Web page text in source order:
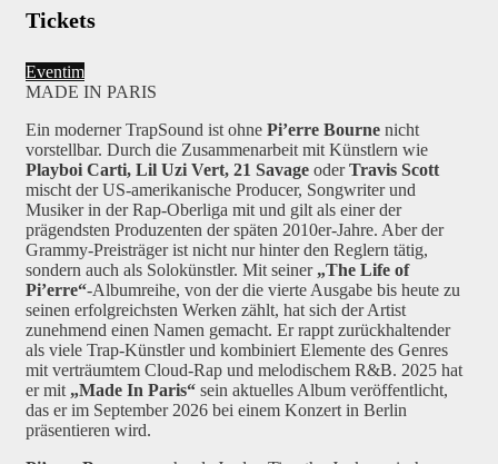
Tickets
Eventim
MADE IN PARIS
Ein moderner TrapSound ist ohne Pi’erre Bourne nicht
vorstellbar. Durch die Zusammenarbeit mit Künstlern wie
Playboi Carti, Lil Uzi Vert, 21 Savage oderTravis Scott
mischt der US-amerikanische Producer, Songwriter und
Musiker in der Rap-Oberliga mit und gilt als einer der
prägendsten Produzenten der späten 2010er-Jahre. Aber der
Grammy-Preisträger ist nicht nur hinter den Reglern tätig,
sondern auch als Solokünstler. Mit seiner „The Life of
Pi’erre“-Albumreihe, von der die vierte Ausgabe bis heute zu
seinen erfolgreichsten Werken zählt, hat sich der Artist
zunehmend einen Namen gemacht. Er rappt zurückhaltender
als viele Trap-Künstler und kombiniert Elemente des Genres
mit verträumtem Cloud-Rap und melodischem R&B. 2025 hat
er mit „Made In Paris“ sein aktuelles Album veröffentlicht,
das er im September 2026 bei einem Konzert in Berlin
präsentieren wird.